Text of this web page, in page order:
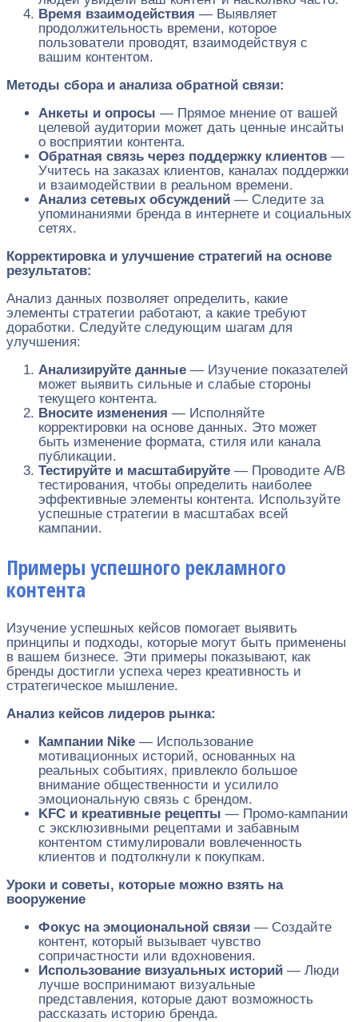
Время взаимодействия — Выявляет
продолжительность времени, которое
пользователи проводят, взаимодействуя с
вашим контентом.
Методы сбора и анализа обратной связи:
Анкеты и опросы — Прямое мнение от вашей
целевой аудитории может дать ценные инсайты
о восприятии контента.
Обратная связь через поддержку клиентов —
Учитесь на заказах клиентов, каналах поддержки
и взаимодействии в реальном времени.
Анализ сетевых обсуждений — Следите за
упоминаниями бренда в интернете и социальных
сетях.
Корректировка и улучшение стратегий на основе
результатов:
Анализ данных позволяет определить, какие
элементы стратегии работают, а какие требуют
доработки. Следуйте следующим шагам для
улучшения:
Анализируйте данные — Изучение показателей
может выявить сильные и слабые стороны
текущего контента.
Вносите изменения — Исполняйте
корректировки на основе данных. Это может
быть изменение формата, стиля или канала
публикации.
Тестируйте и масштабируйте — Проводите A/B
тестирования, чтобы определить наиболее
эффективные элементы контента. Используйте
успешные стратегии в масштабах всей
кампании.
Примеры успешного рекламного
контента
Изучение успешных кейсов помогает выявить
принципы и подходы, которые могут быть применены
в вашем бизнесе. Эти примеры показывают, как
бренды достигли успеха через креативность и
стратегическое мышление.
Анализ кейсов лидеров рынка:
Кампании Nike — Использование
мотивационных историй, основанных на
реальных событиях, привлекло большое
внимание общественности и усилило
эмоциональную связь с брендом.
KFC и креативные рецепты — Промо-кампании
с эксклюзивными рецептами и забавным
контентом стимулировали вовлеченность
клиентов и подтолкнули к покупкам.
Уроки и советы, которые можно взять на
вооружение
Фокус на эмоциональной связи — Создайте
контент, который вызывает чувство
сопричастности или вдохновения.
Использование визуальных историй — Люди
лучше воспринимают визуальные
представления, которые дают возможность
рассказать историю бренда.